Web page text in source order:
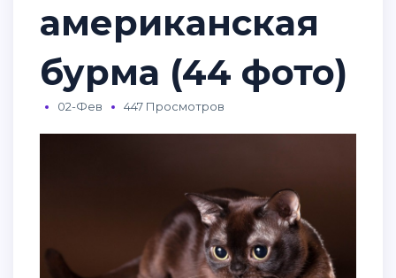
американская
бурма (44 фото)
02-Фев 447 Просмотров